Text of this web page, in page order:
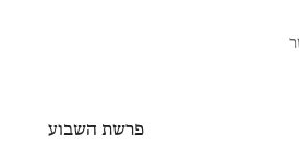
פרשת השבוע